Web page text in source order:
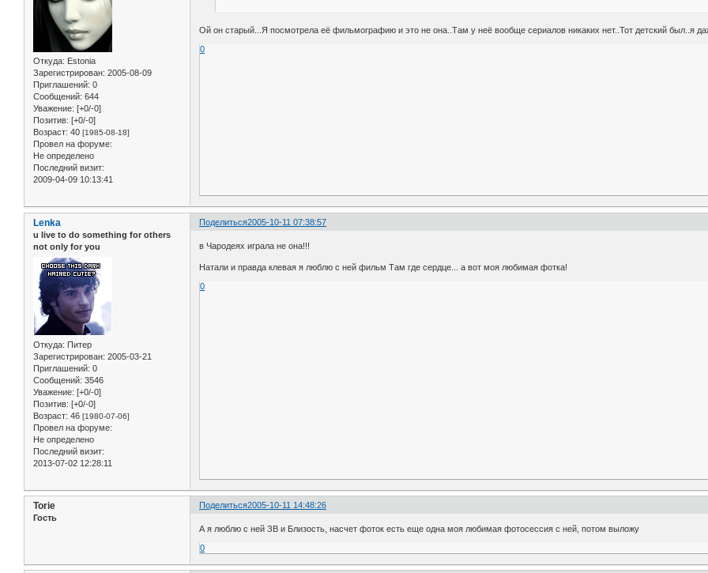
Откуда: Estonia
Зарегистрирован: 2005-08-09
Приглашений: 0
Сообщений: 644
Уважение: [+0/-0]
Позитив: [+0/-0]
Возраст: 40 [1985-08-18]
Провел на форуме:
Не определено
Последний визит:
2009-04-09 10:13:41
Ой он старый...Я посмотрела её фильмографию и это не она..Там у неё вообще сериалов никаких нет..Тот детский был..я
0
Поделиться2005-10-11 07:38:57
Lenka
u live to do something for others
not only for you
Откуда: Питер
Зарегистрирован: 2005-03-21
Приглашений: 0
Сообщений: 3546
Уважение: [+0/-0]
Позитив: [+0/-0]
Возраст: 46 [1980-07-06]
Провел на форуме:
Не определено
Последний визит:
2013-07-02 12:28:11
в Чародеях играла не она!!!
Натали и правда клевая я люблю с ней фильм Там где сердце... а вот моя любимая фотка!
0
Поделиться2005-10-11 14:48:26
Torie
Гость
А я люблю с ней ЗВ и Близость, насчет фоток есть еще одна моя любимая фотосессия с ней, потом выложу
0